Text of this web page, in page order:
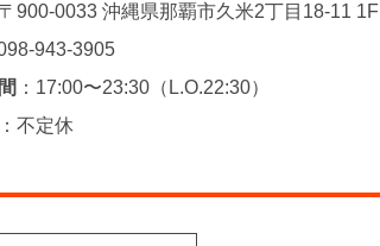
〒900-0033 沖縄県那覇市久米2丁目18-11 1F
098-943-3905
：17:00〜23:30（L.O.22:30）
：不定休